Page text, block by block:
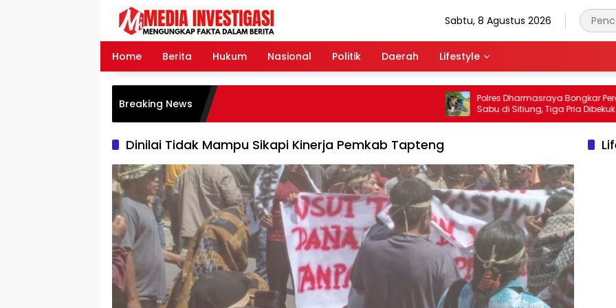
Sabtu, 8 Agustus 2026
Home Berita Hukum Nasional Politik Daerah Lifestyle
Breaking News
Polres Dharmasraya Bongkar Peredaran
Sabu di Sitiung, Tiga Pria Dibekuk dalam
Waktu 40 Menit
Dinilai Tidak Mampu Sikapi Kinerja Pemkab Tapteng